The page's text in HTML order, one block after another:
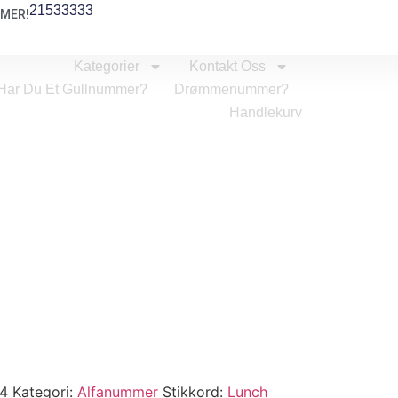
21533333
Kategorier
Kontakt Oss
Har Du Et Gullnummer?
Drømmenummer?
Handlekurv
Kategori: Alfanummer Stikkord: Lunch